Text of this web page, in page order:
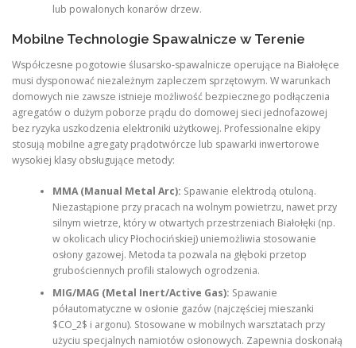
lub powalonych konarów drzew.
Mobilne Technologie Spawalnicze w Terenie
Współczesne pogotowie ślusarsko-spawalnicze operujące na Białołęce
musi dysponować niezależnym zapleczem sprzętowym. W warunkach
domowych nie zawsze istnieje możliwość bezpiecznego podłączenia
agregatów o dużym poborze prądu do domowej sieci jednofazowej
bez ryzyka uszkodzenia elektroniki użytkowej. Professionalne ekipy
stosują mobilne agregaty prądotwórcze lub spawarki inwertorowe
wysokiej klasy obsługujące metody:
MMA (Manual Metal Arc): Spawanie elektrodą otuloną.
Niezastąpione przy pracach na wolnym powietrzu, nawet przy
silnym wietrze, który w otwartych przestrzeniach Białołęki (np.
w okolicach ulicy Płochocińskiej) uniemożliwia stosowanie
osłony gazowej. Metoda ta pozwala na głęboki przetop
grubościennych profili stalowych ogrodzenia.
MIG/MAG (Metal Inert/Active Gas): Spawanie
półautomatyczne w osłonie gazów (najczęściej mieszanki
$CO_2$ i argonu). Stosowane w mobilnych warsztatach przy
użyciu specjalnych namiotów osłonowych. Zapewnia doskonałą